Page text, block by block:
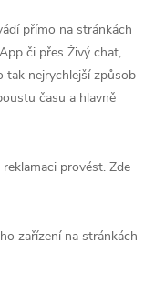
přímo na stránkách
či přes Živý chat,
tak nejrychlejší způsob
času a hlavně
provést. Zde
zařízení na stránkách